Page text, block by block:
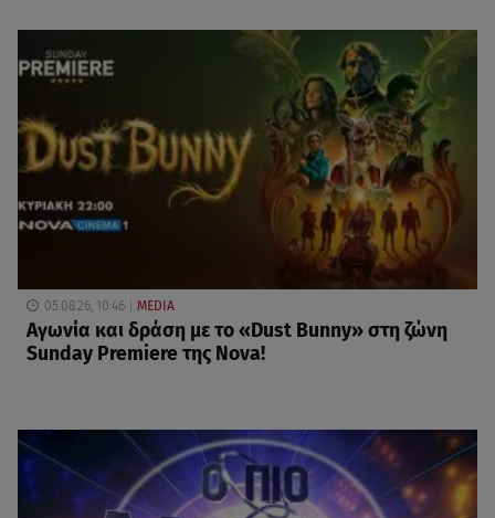
05.08.26, 10:46 MEDIA
Αγωνία και δράση με το «Dust Bunny» στη ζώνη
Sunday Premiere της Nova!